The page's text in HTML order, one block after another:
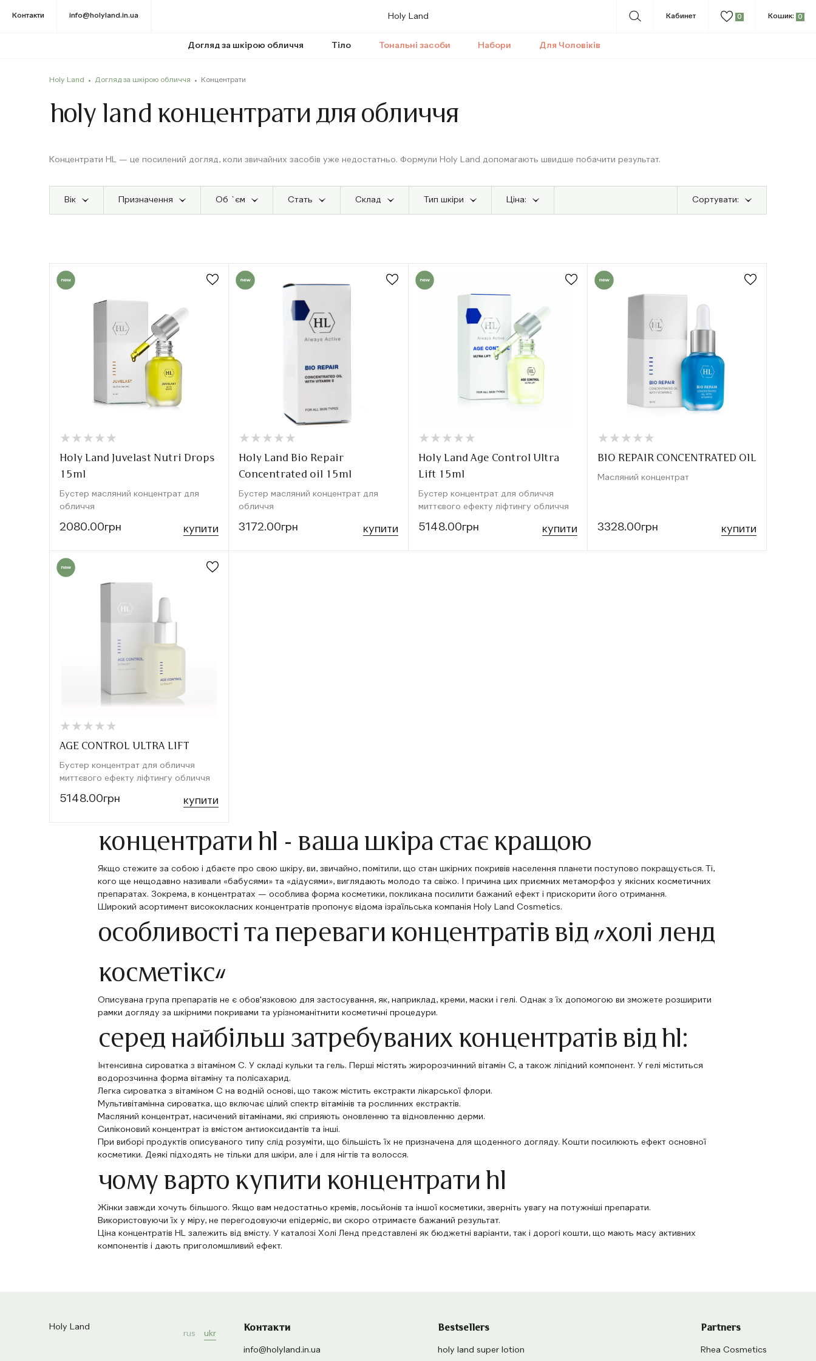
Контакти info@holyland.in.ua Holy Land
Догляд за шкірою обличчя Тіло Тональні засоби Набори Для Чоловіків
Кабинет 0 Кошик: 0
Holy Land Догляд за шкірою обличчя Концентрати
holy land концентрати для обличчя
Концентрати HL — це посилений догляд, коли звичайних засобів уже недостатньо. Формули Holy Land допомагають швидше побачити результат.
Вік Призначення Об `єм Стать Cклад Тип шкіри Ціна: Сортувати:
★
★ ★
★ ★
★ ★
★ ★
★
Holy Land Juvelast Nutri Drops
15ml
Бустер масляний концентрат для
обличчя
2080.00грн купити
★
★ ★
★ ★
★ ★
★ ★
★
Holy Land Bio Repair
Concentrated oil 15ml
Бустер масляний концентрат для
обличчя
3172.00грн купити
★
★ ★
★ ★
★ ★
★ ★
★
Holy Land Age Control Ultra
Lift 15ml
Бустер концентрат для обличчя
миттєвого ефекту ліфтингу обличчя
5148.00грн купити
★
★ ★
★ ★
★ ★
★ ★
★
BIO REPAIR CONCENTRATED OIL
Масляний концентрат
3328.00грн купити
★
★ ★
★ ★
★ ★
★ ★
★
AGE CONTROL ULTRA LIFT
Бустер концентрат для обличчя
миттєвого ефекту ліфтингу обличчя
5148.00грн купити
концентрати hl - ваша шкіра стає кращою
Якщо стежите за собою і дбаєте про свою шкіру, ви, звичайно, помітили, що стан шкірних покривів населення планети поступово покращується. Ті,
кого ще нещодавно називали «бабусями» та «дідусями», виглядають молодо та свіжо. І причина цих приємних метаморфоз у якісних косметичних
препаратах. Зокрема, в концентратах — особлива форма косметики, покликана посилити бажаний ефект і прискорити його отримання.
Широкий асортимент висококласних концентратів пропонує відома ізраїльська компанія Holy Land Cosmetics.
особливості та переваги концентратів від «холі ленд
косметікс»
Описувана група препаратів не є обов'язковою для застосування, як, наприклад, креми, маски і гелі. Однак з їх допомогою ви зможете розширити
рамки догляду за шкірними покривами та урізноманітнити косметичні процедури.
серед найбільш затребуваних концентратів від hl:
Інтенсивна сироватка з вітаміном С. У складі кульки та гель. Перші містять жиророзчинний вітамін С, а також ліпідний компонент. У гелі міститься
водорозчинна форма вітаміну та полісахарид.
Легка сироватка з вітаміном С на водній основі, що також містить екстракти лікарської флори.
Мультивітамінна сироватка, що включає цілий спектр вітамінів та рослинних екстрактів.
Масляний концентрат, насичений вітамінами, які сприяють оновленню та відновленню дерми.
Силіконовий концентрат із вмістом антиоксидантів та інші.
При виборі продуктів описуваного типу слід розуміти, що більшість їх не призначена для щоденного догляду. Кошти посилюють ефект основної
косметики. Деякі підходять не тільки для шкіри, але і для нігтів та волосся.
чому варто купити концентрати hl
Жінки завжди хочуть більшого. Якщо вам недостатньо кремів, лосьйонів та іншої косметики, зверніть увагу на потужніші препарати.
Використовуючи їх у міру, не перегодовуючи епідерміс, ви скоро отримаєте бажаний результат.
Ціна концентратів HL залежить від вмісту. У каталозі Холі Ленд представлені як бюджетні варіанти, так і дорогі кошти, що мають масу активних
компонентів і дають приголомшливий ефект.
Holy Land
rus ukr
Контакти
info@holyland.in.ua
Bestsellers
holy land super lotion
Partners
Rhea Cosmetics